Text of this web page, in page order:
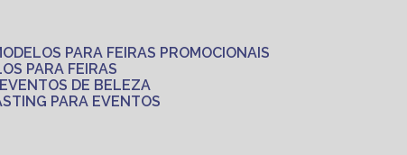
MODELOS PARA FEIRAS PROMOCIONAIS
PARA FEIRAS
EVENTOS DE BELEZA
PARA EVENTOS